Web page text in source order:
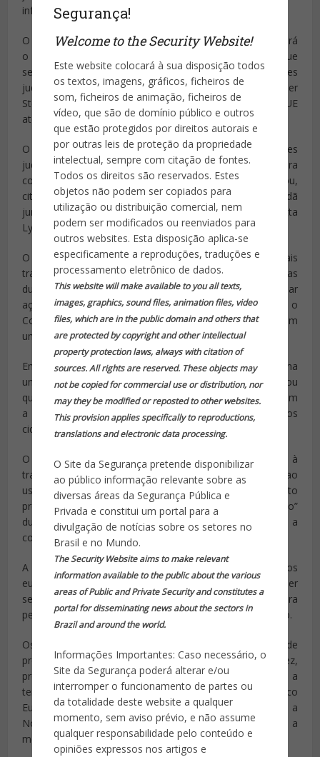
Segurança!
Welcome to the Security Website!
Este website colocará à sua disposição todos
os textos, imagens, gráficos, ficheiros de
som, ficheiros de animação, ficheiros de
vídeo, que são de domínio público e outros
que estão protegidos por direitos autorais e
por outras leis de proteção da propriedade
intelectual, sempre com citação de fontes.
Todos os direitos são reservados. Estes
objetos não podem ser copiados para
utilização ou distribuição comercial, nem
podem ser modificados ou reenviados para
outros websites. Esta disposição aplica-se
especificamente a reproduções, traduções e
processamento eletrônico de dados.
This website will make available to you all texts,
images, graphics, sound files, animation files, video
files, which are in the public domain and others that
are protected by copyright and other intellectual
property protection laws, always with citation of
sources. All rights are reserved. These objects may
not be copied for commercial use or distribution, nor
may they be modified or reposted to other websites.
This provision applies specifically to reproductions,
translations and electronic data processing.
O Site da Segurança pretende disponibilizar
ao público informação relevante sobre as
diversas áreas da Segurança Pública e
Privada e constitui um portal para a
divulgação de notícias sobre os setores no
Brasil e no Mundo.
The Security Website aims to make relevant
information available to the public about the various
areas of Public and Private Security and constitutes a
portal for disseminating news about the sectors in
Brazil and around the world.
Informações Importantes: Caso necessário, o
Site da Segurança poderá alterar e/ou
interromper o funcionamento de partes ou
da totalidade deste website a qualquer
momento, sem aviso prévio, e não assume
qualquer responsabilidade pelo conteúdo e
opiniões expressos nos artigos e
informações.
O acordo, batizado de “Umbrella agreement”, “aumentará
o total respeito dos direitos fundamentais toda vez que
sejam transferidos dados pessoais” entre as autoridades
judiciais e policiais das duas partes, disse And van der
Steur, ministro da Justiça holandês, cujo país preside a UE
até o fim de junho.
O acordo “melhorará a cooperação entre as autoridades
judiciais e policiais dos Estados Unidos e da UE para
combater os crimes graves e o terrorismo”, acrescentou,
citado em um comunicado após a assinatura em Amsterdã
junto com a secretária de Justiça americana, Loretta
Lynch.
O “Umbrella agreement” cobre todos os dados pessoais
transferidos entre as autoridades policiais e judiciais das
duas partes para “prevenir, investigar, detectar e iniciar
ações legais por crimes, incluindo o terrorismo”, lembra o
Conselho Europeu (que representa os 28 países da UE) em
um comunicado.
Em um discurso pronunciado na quarta-feira na
universidade de Leiden (Holanda), Loretta Lynch destacou
que o acordo “mostra nosso compromisso conjunto com
a proteção da segurança e da privacidade de nossos
cidadãos de ambos os lados do Atlântico”.
O acordo oferece salvaguardas e garantias legais à
transferência de dados. Dispõe de “claras limitações” ao
uso dos dados, da obrigação de obter um consentimento
prévio à transferência e de definir um “período apropriado”
durante o qual serão conservados, assim como o direito a
consultá-los e retificá-los, afirma o Conselho.
A UE insistia sobre a necessidade de que os cidadãos
europeus tivessem a mesma possibilidade de fazer valer
seus direitos ante os tribunais americanos, o que era
permitido aos cidadãos americanos no bloco comunitário.
Os Estados Unidos não têm regras em matéria de
proteção de dados. A legislação europeia, por sua vez,
proíbe desde 1998 a transferência de dados pessoais a
terceiros países não membros do Espaço Econômico
Europeu (EEE, que reúne os 28 da UE, assim como a
Noruega, a Islândia e Liechtenstein) se não tiverem a
mesma proteção que na UE.